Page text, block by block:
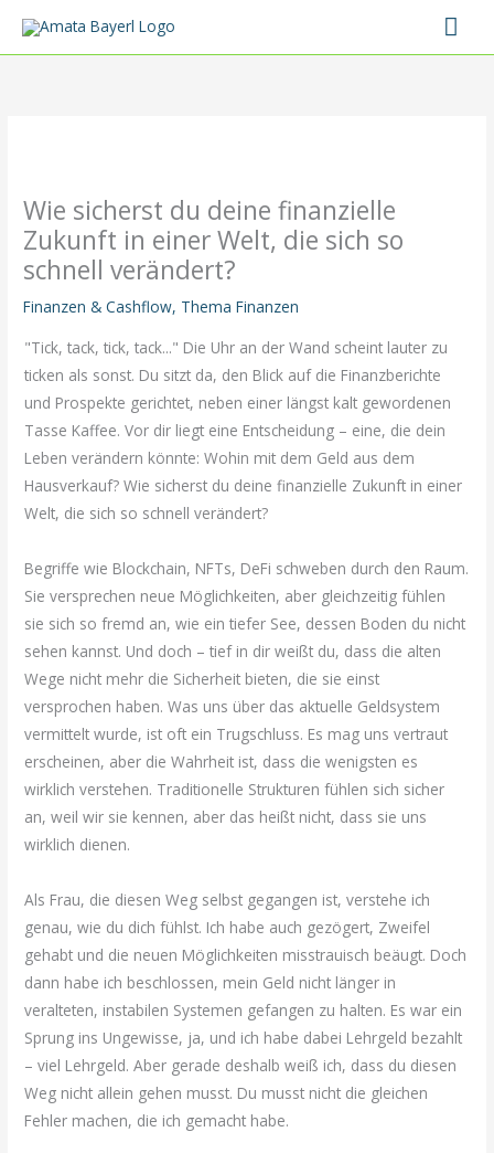
Inhalt
Wie sicherst du deine finanzielle
Zukunft in einer Welt, die sich so
schnell verändert?
Finanzen & Cashflow, Thema Finanzen
"Tick, tack, tick, tack..." Die Uhr an der Wand scheint lauter zu
ticken als sonst. Du sitzt da, den Blick auf die Finanzberichte
und Prospekte gerichtet, neben einer längst kalt gewordenen
Tasse Kaffee. Vor dir liegt eine Entscheidung – eine, die dein
Leben verändern könnte: Wohin mit dem Geld aus dem
Hausverkauf? Wie sicherst du deine finanzielle Zukunft in einer
Welt, die sich so schnell verändert?
Begriffe wie Blockchain, NFTs, DeFi schweben durch den Raum.
Sie versprechen neue Möglichkeiten, aber gleichzeitig fühlen
sie sich so fremd an, wie ein tiefer See, dessen Boden du nicht
sehen kannst. Und doch – tief in dir weißt du, dass die alten
Wege nicht mehr die Sicherheit bieten, die sie einst
versprochen haben. Was uns über das aktuelle Geldsystem
vermittelt wurde, ist oft ein Trugschluss. Es mag uns vertraut
erscheinen, aber die Wahrheit ist, dass die wenigsten es
wirklich verstehen. Traditionelle Strukturen fühlen sich sicher
an, weil wir sie kennen, aber das heißt nicht, dass sie uns
wirklich dienen.
Als Frau, die diesen Weg selbst gegangen ist, verstehe ich
genau, wie du dich fühlst. Ich habe auch gezögert, Zweifel
gehabt und die neuen Möglichkeiten misstrauisch beäugt. Doch
dann habe ich beschlossen, mein Geld nicht länger in
veralteten, instabilen Systemen gefangen zu halten. Es war ein
Sprung ins Ungewisse, ja, und ich habe dabei Lehrgeld bezahlt
– viel Lehrgeld. Aber gerade deshalb weiß ich, dass du diesen
Weg nicht allein gehen musst. Du musst nicht die gleichen
Fehler machen, die ich gemacht habe.